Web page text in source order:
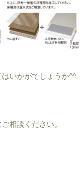
いかがでしょうか^^
相談ください。